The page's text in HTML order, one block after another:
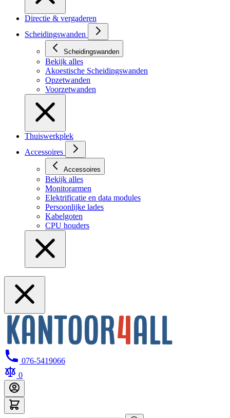
Directie & vergaderen
Scheidingswanden
Scheidingswanden
Bekijk alles
Akoestische Scheidingswanden
Opzetwanden
Voorzetwanden
Thuiswerkplek
Accessoires
Accessoires
Bekijk alles
Monitorarmen
Elektrificatie en data modules
Persoonlijke lades
Kabelgoten
CPU houders
076-5419066
0